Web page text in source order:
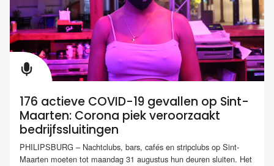
176 actieve COVID-19 gevallen op Sint-
Maarten: Corona piek veroorzaakt
bedrijfssluitingen
PHILIPSBURG – Nachtclubs, bars, cafés en stripclubs op Sint-
Maarten moeten tot maandag 31 augustus hun deuren sluiten. Het